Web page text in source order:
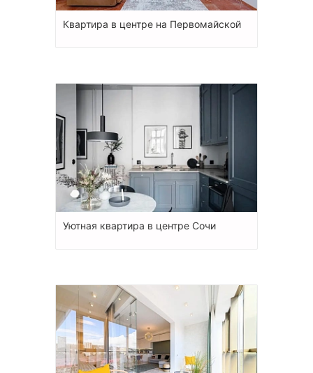
Квартира в центре на Первомайской
Уютная квартира в центре Сочи